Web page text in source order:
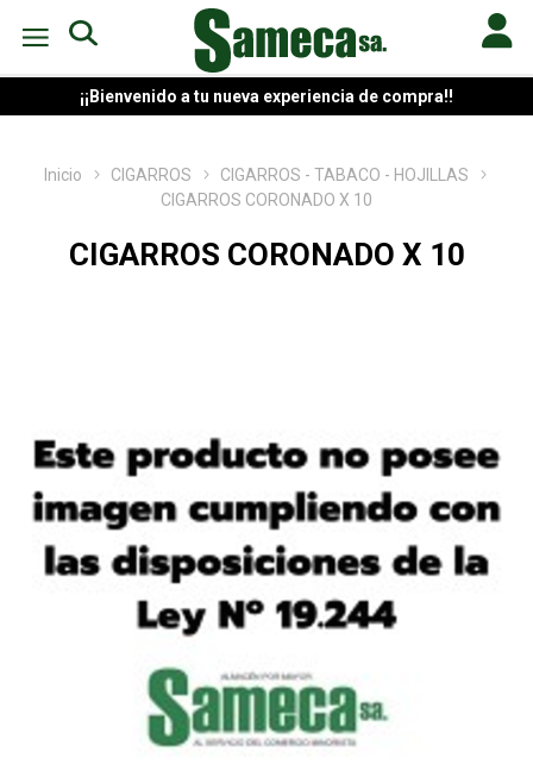
¡¡Bienvenido a tu nueva experiencia de compra!!
Inicio CIGARROS
CIGARROS - TABACO - HOJILLAS
CIGARROS CORONADO X 10
CIGARROS CORONADO X 10